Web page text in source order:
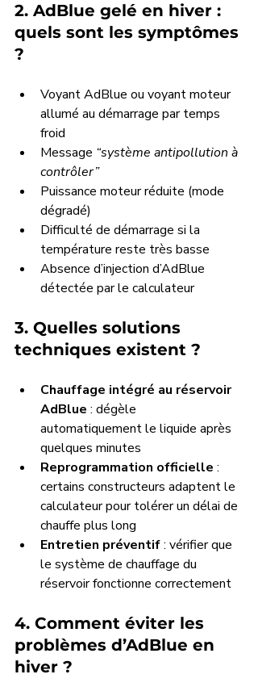
2. AdBlue gelé en hiver :
quels sont les symptômes
?
Voyant AdBlue ou voyant moteur
allumé au démarrage par temps
froid
Message “système antipollution à
contrôler”
Puissance moteur réduite (mode
dégradé)
Difficulté de démarrage si la
température reste très basse
Absence d’injection d’AdBlue
détectée par le calculateur
3. Quelles solutions
techniques existent ?
Chauffage intégré au réservoir
AdBlue : dégèle
automatiquement le liquide après
quelques minutes
Reprogrammation officielle :
certains constructeurs adaptent le
calculateur pour tolérer un délai de
chauffe plus long
Entretien préventif : vérifier que
le système de chauffage du
réservoir fonctionne correctement
4. Comment éviter les
problèmes d’AdBlue en
hiver ?